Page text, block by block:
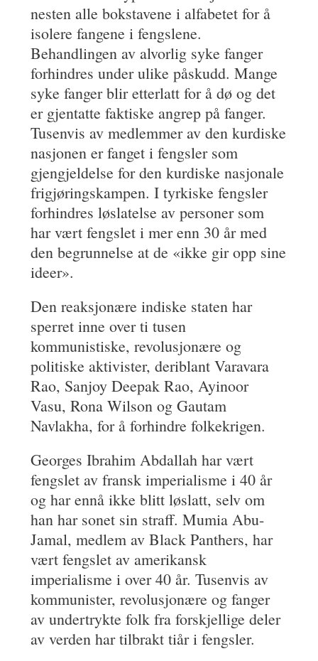
nesten alle bokstavene i alfabetet for å
isolere fangene i fengslene.
Behandlingen av alvorlig syke fanger
forhindres under ulike påskudd. Mange
syke fanger blir etterlatt for å dø og det
er gjentatte faktiske angrep på fanger.
Tusenvis av medlemmer av den kurdiske
nasjonen er fanget i fengsler som
gjengjeldelse for den kurdiske nasjonale
frigjøringskampen. I tyrkiske fengsler
forhindres løslatelse av personer som
har vært fengslet i mer enn 30 år med
den begrunnelse at de «ikke gir opp sine
ideer».
Den reaksjonære indiske staten har
sperret inne over ti tusen
kommunistiske, revolusjonære og
politiske aktivister, deriblant Varavara
Rao, Sanjoy Deepak Rao, Ayinoor
Vasu, Rona Wilson og Gautam
Navlakha, for å forhindre folkekrigen.
Georges Ibrahim Abdallah har vært
fengslet av fransk imperialisme i 40 år
og har ennå ikke blitt løslatt, selv om
han har sonet sin straff. Mumia Abu-
Jamal, medlem av Black Panthers, har
vært fengslet av amerikansk
imperialisme i over 40 år. Tusenvis av
kommunister, revolusjonære og fanger
av undertrykte folk fra forskjellige deler
av verden har tilbrakt tiår i fengsler.